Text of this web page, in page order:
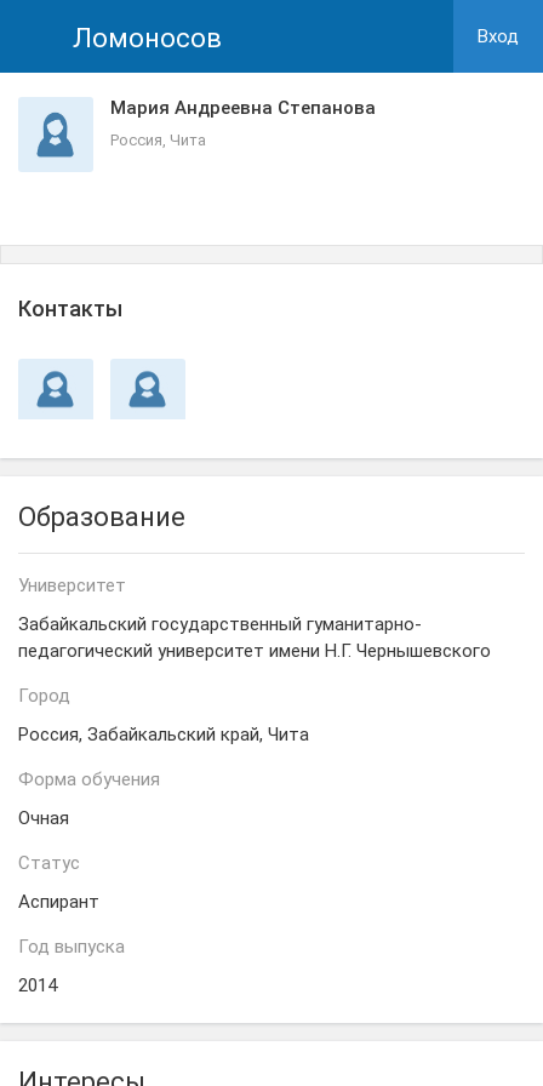
Ломоносов Вход
Мария Андреевна Степанова
Россия, Чита
Контакты
Образование
Университет
Забайкальский государственный гуманитарно-
педагогический университет имени Н.Г. Чернышевского
Город
Россия, Забайкальский край, Чита
Форма обучения
Очная
Статус
Аспирант
Год выпуска
2014